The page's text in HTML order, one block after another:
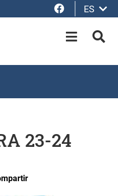
Facebook
ES
OPEN-
23-24